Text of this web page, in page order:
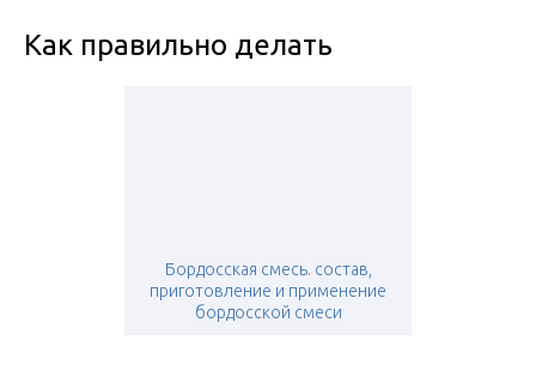
Как правильно делать
Бордосская смесь. состав,
приготовление и применение
бордосской смеси